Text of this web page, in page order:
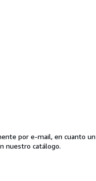
por e-mail, en cuanto un
nuestro catálogo.